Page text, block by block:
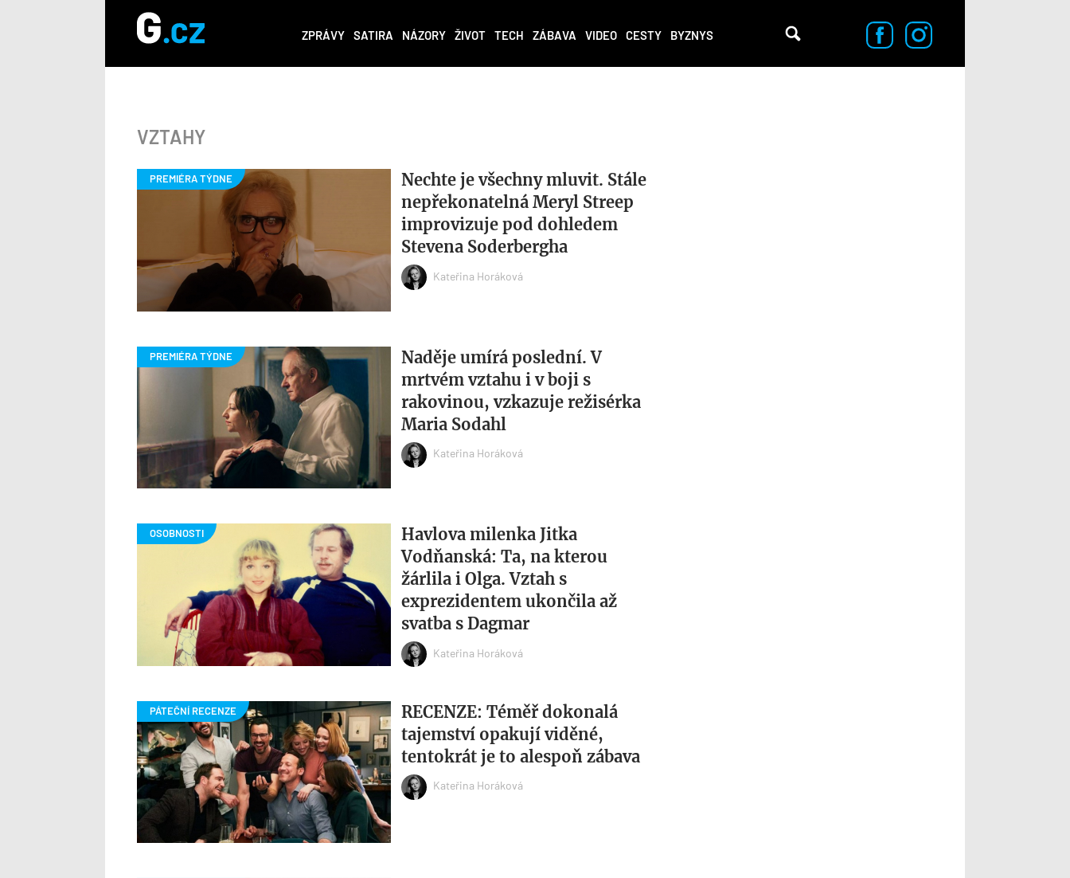
ZPRÁVY SATIRA NÁZORY ŽIVOT TECH ZÁBAVA VIDEO CESTY BYZNYS
VZTAHY
Nechte je všechny mluvit. Stále
nepřekonatelná Meryl Streep
improvizuje pod dohledem
Stevena Soderbergha
Kateřina Horáková
Naděje umírá poslední. V
mrtvém vztahu i v boji s
rakovinou, vzkazuje režisérka
Maria Sodahl
Kateřina Horáková
Havlova milenka Jitka
Vodňanská: Ta, na kterou
žárlila i Olga. Vztah s
exprezidentem ukončila až
svatba s Dagmar
Kateřina Horáková
RECENZE: Téměř dokonalá
tajemství opakují viděné,
tentokrát je to alespoň zábava
Kateřina Horáková